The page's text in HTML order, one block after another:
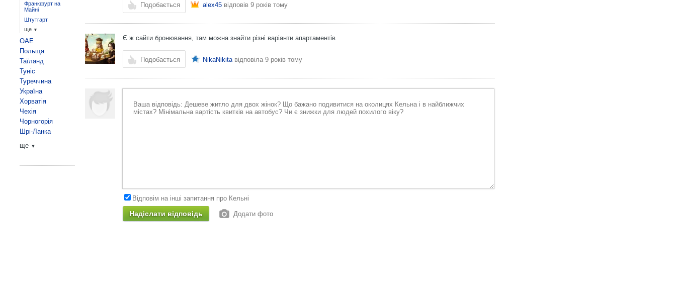
Подобається alex45відповів 9 років тому
Є ж сайти бронювання, там можна знайти різні варіанти апартаментів
Подобається NikaNikitaвідповіла 9 років тому
Відповім на інші запитання про Кельні
Додати фото
Франкфурт на
Майні
Штутгарт
ще ▼
ОАЕ
Польща
Таїланд
Туніс
Туреччина
Україна
Хорватія
Чехія
Чорногорія
Шрі-Ланка
ще ▼